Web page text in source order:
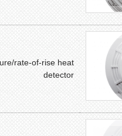
rate-of-rise heat
detector